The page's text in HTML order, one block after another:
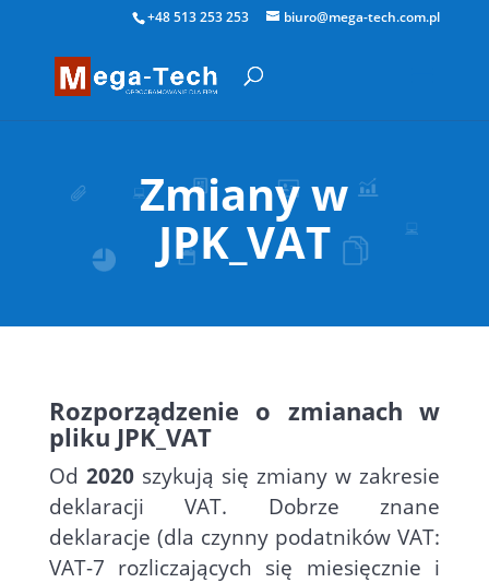
+48 513 253 253 biuro@mega-tech.com.pl
Zmiany w
JPK_VAT
Rozporządzenie o zmianach w
pliku JPK_VAT
Od 2020szykują się zmiany w zakresie
deklaracji VAT. Dobrze znane
deklaracje (dla czynny podatników VAT:
VAT-7 rozliczających się miesięcznie i